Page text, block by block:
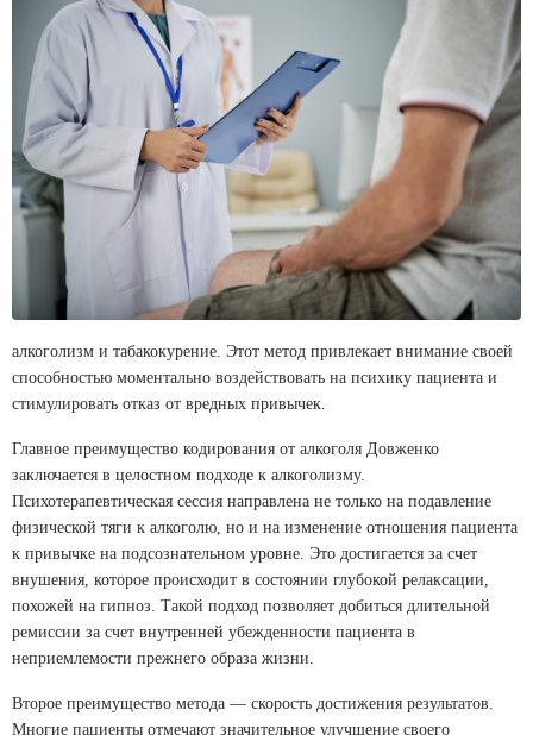
алкоголизм и табакокурение. Этот метод привлекает внимание своей
способностью моментально воздействовать на психику пациента и
стимулировать отказ от вредных привычек.
Главное преимущество кодирования от алкоголя Довженко
заключается в целостном подходе к алкоголизму.
Психотерапевтическая сессия направлена не только на подавление
физической тяги к алкоголю, но и на изменение отношения пациента
к привычке на подсознательном уровне. Это достигается за счет
внушения, которое происходит в состоянии глубокой релаксации,
похожей на гипноз. Такой подход позволяет добиться длительной
ремиссии за счет внутренней убежденности пациента в
неприемлемости прежнего образа жизни.
Второе преимущество метода — скорость достижения результатов.
Многие пациенты отмечают значительное улучшение своего